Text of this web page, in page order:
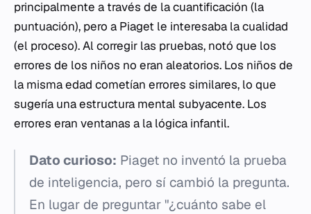
principalmente a través de la cuantificación (la
puntuación), pero a Piaget le interesaba la cualidad
(el proceso). Al corregir las pruebas, notó que los
errores de los niños no eran aleatorios. Los niños de
la misma edad cometían errores similares, lo que
sugería una estructura mental subyacente. Los
errores eran ventanas a la lógica infantil.
Dato curioso: Piaget no inventó la prueba
de inteligencia, pero sí cambió la pregunta.
En lugar de preguntar "¿cuánto sabe el